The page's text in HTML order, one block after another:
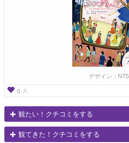
デザイン：NT5
0 人
観たい！クチコミをする
観てきた！クチコミをする